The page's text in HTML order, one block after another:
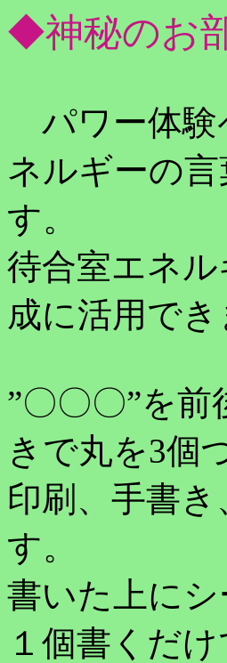
◆神秘のお
パワー体験
ネルギーの
す。
待合室エネ
成に活用でき
”〇〇〇”を
きで丸を3個
印刷、手書
す。
書いた上に
１個書くだ